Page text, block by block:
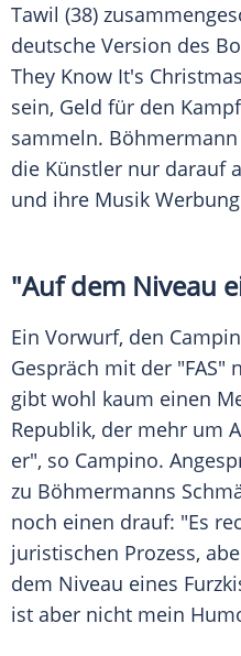
Tawil (38)
deutsche Version des
They Know It's
sein, Geld für den
sammeln.
die Künstler nur darauf
und ihre Musik
"Auf dem Niveau
Ein Vorwurf, den
Gespräch mit der "FAS"
gibt wohl kaum einen
Republik, der mehr um
er", so Campino.
zu Böhmermanns
noch einen drauf: "Es
juristischen Prozess,
dem Niveau eines
ist aber nicht mein